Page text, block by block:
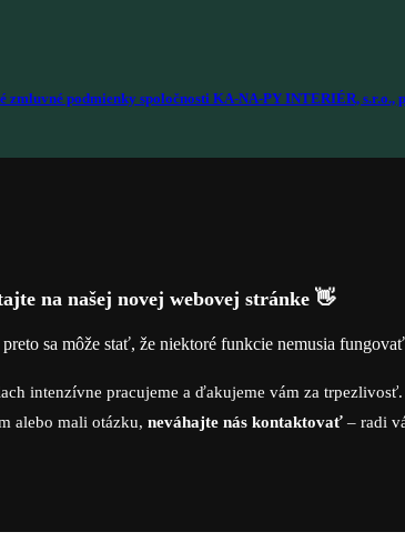
zmluvné podmienky spoločnosti KA-NA-PY INTERIÉR,
na našej novej webovej stránke 👋
preto sa môže stať, že niektoré funkcie nemusia
intenzívne pracujeme a ďakujeme vám za trpezlivosť.
alebo mali otázku, neváhajte nás kontaktovať – radi